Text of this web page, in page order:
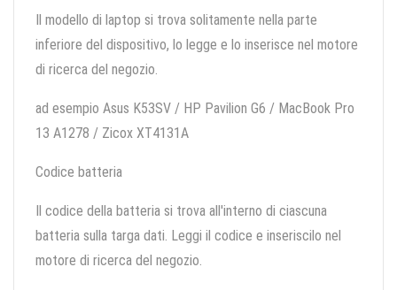
Il modello di laptop si trova solitamente nella parte
inferiore del dispositivo, lo legge e lo inserisce nel motore
di ricerca del negozio.
ad esempio Asus K53SV / HP Pavilion G6 / MacBook Pro
13 A1278 / Zicox XT4131A
Codice batteria
Il codice della batteria si trova all'interno di ciascuna
batteria sulla targa dati. Leggi il codice e inseriscilo nel
motore di ricerca del negozio.